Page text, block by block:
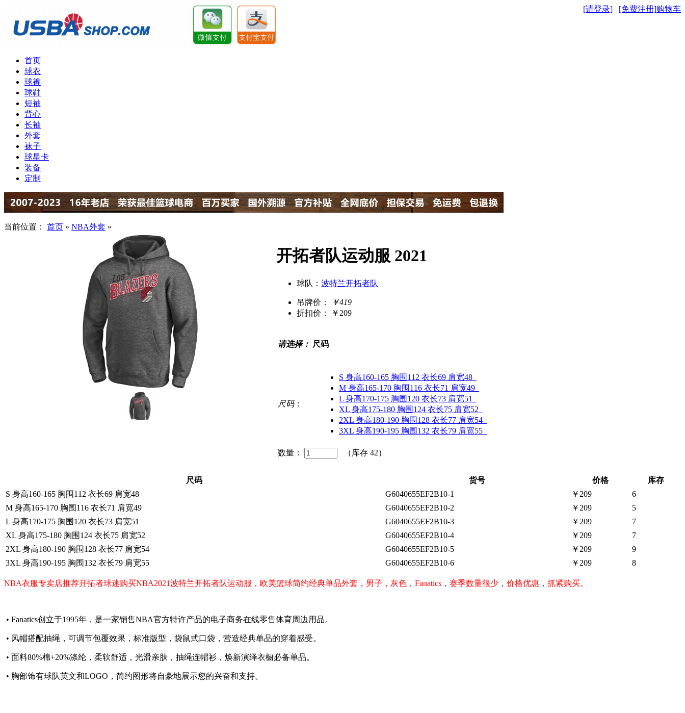
[请登录] [免费注册]购物车
首页
球衣
球裤
球鞋
短袖
背心
长袖
外套
袜子
球星卡
装备
定制
当前位置： 首页 » NBA外套 »
开拓者队运动服 2021
球队： 波特兰开拓者队
吊牌价：
￥419
折扣价：
￥209
请选择： 尺码
尺码：
S 身高160-165 胸围112 衣长69 肩宽48
M 身高165-170 胸围116 衣长71 肩宽49
L 身高170-175 胸围120 衣长73 肩宽51
XL 身高175-180 胸围124 衣长75 肩宽52
2XL 身高180-190 胸围128 衣长77 肩宽54
3XL 身高190-195 胸围132 衣长79 肩宽55
数量： （库存 42）
尺码 货号 价格
库存
S 身高160-165 胸围112 衣长69 肩宽48
G6040655EF2B10-1 ￥209
6
M 身高165-170 胸围116 衣长71 肩宽49
G6040655EF2B10-2 ￥209
5
L 身高170-175 胸围120 衣长73 肩宽51
G6040655EF2B10-3 ￥209
7
XL 身高175-180 胸围124 衣长75 肩宽52
G6040655EF2B10-4 ￥209
7
2XL 身高180-190 胸围128 衣长77 肩宽54
G6040655EF2B10-5 ￥209
9
3XL 身高190-195 胸围132 衣长79 肩宽55
G6040655EF2B10-6 ￥209 8
NBA衣服专卖店推荐开拓者球迷购买NBA2021波特兰开拓者队运动服，欧美篮球简约经典单品外套，男子，灰色，Fanatics，赛季数量很少，价格优惠，抓紧购买。
• Fanatics创立于1995年，是一家销售NBA官方特许产品的电子商务在线零售体育周边用品。
• 风帽搭配抽绳，可调节包覆效果，标准版型，袋鼠式口袋，营造经典单品的穿着感受。
• 面料80%棉+20%涤纶，柔软舒适，光滑亲肤，抽绳连帽衫，焕新演绎衣橱必备单品。
• 胸部饰有球队英文和LOGO，简约图形将自豪地展示您的兴奋和支持。